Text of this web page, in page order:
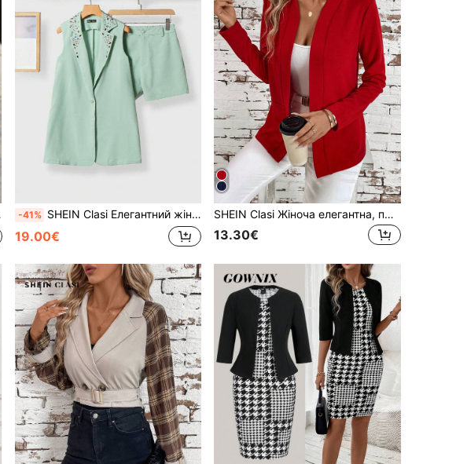
-41% SHEIN Clasi Елегантний жіночий костюм-комплект з жилетом, шортами та піджаком зі стразами з кишенями, осінній одяг
19.00€
SHEIN Clasi Жіноча елегантна, проста, універсальна, зручна, червона куртка без коміра та кишень, осінь/зима, універсального крою
13.30€